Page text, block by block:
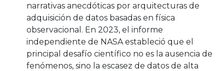
narrativas anecdóticas por arquitecturas de
adquisición de datos basadas en física
observacional. En 2023, el informe
independiente de NASA estableció que el
principal desafío científico no es la ausencia de
fenómenos, sino la escasez de datos de alta